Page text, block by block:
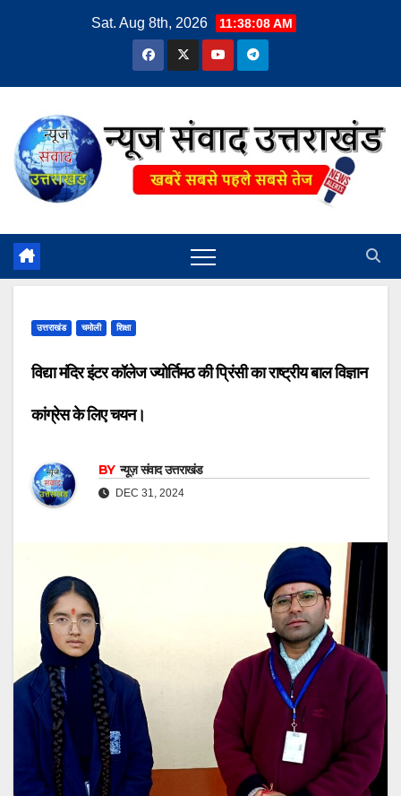
Sat. Aug 8th, 2026 11:38:09 AM
उत्तराखंड चमोली शिक्षा
विद्या मंदिर इंटर कॉलेज ज्योर्तिमठ की प्रिंसी का राष्ट्रीय बाल विज्ञान
कांग्रेस के लिए चयन।
BY न्यूज़ संवाद उत्तराखंड
DEC 31, 2024